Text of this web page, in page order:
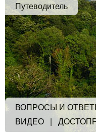
Путеводитель
ВОПРОСЫ И
ВИДЕО